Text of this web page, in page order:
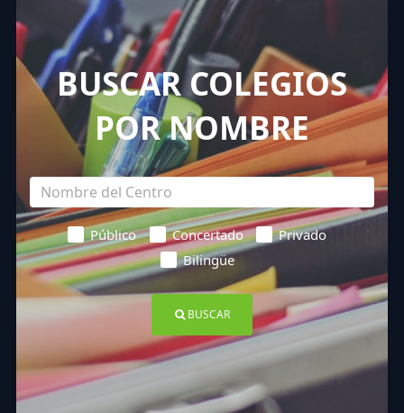
BUSCAR COLEGIOS
POR NOMBRE
Público Concertado
Privado
Bilingüe
BUSCAR